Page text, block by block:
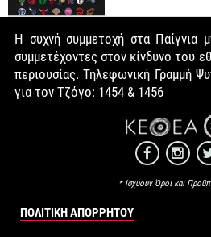
Η συχνή συμμετοχή στα Παίγνια
συμμετέχοντες στον κίνδυνο του
περιουσίας. Τηλεφωνική Γραμμή
για τον Τζόγο: 1454 & 1456
* Ισχύουν Όροι και
ΠΟΛΙΤΙΚΉ ΑΠΟΡΡΉΤΟΥ